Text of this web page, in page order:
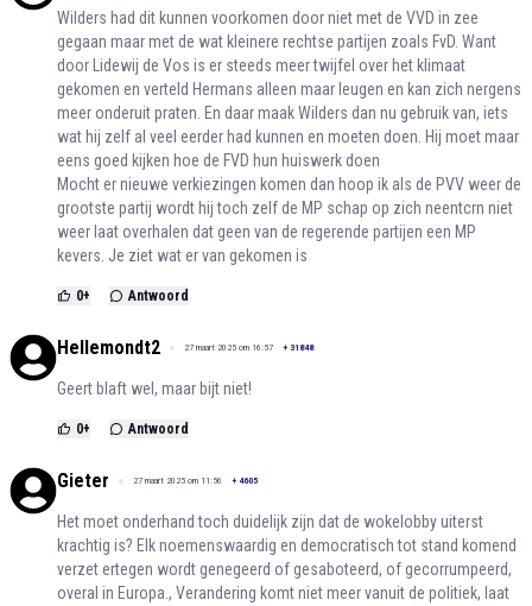
Wilders had dit kunnen voorkomen door niet met de VVD in zee
gegaan maar met de wat kleinere rechtse partijen zoals FvD. Want
door Lidewij de Vos is er steeds meer twijfel over het klimaat
gekomen en verteld Hermans alleen maar leugen en kan zich nergens
meer onderuit praten. En daar maak Wilders dan nu gebruik van, iets
wat hij zelf al veel eerder had kunnen en moeten doen. Hij moet maar
eens goed kijken hoe de FVD hun huiswerk doen
Mocht er nieuwe verkiezingen komen dan hoop ik als de PVV weer de
grootste partij wordt hij toch zelf de MP schap op zich neentcrn niet
weer laat overhalen dat geen van de regerende partijen een MP
kevers. Je ziet wat er van gekomen is
0+ Antwoord
Hellemondt2 27 maart 2025 om 16:57 + 31848
Geert blaft wel, maar bijt niet!
0+ Antwoord
Gieter 27 maart 2025 om 11:56 + 4605
Het moet onderhand toch duidelijk zijn dat de wokelobby uiterst
krachtig is? Elk noemenswaardig en democratisch tot stand komend
verzet ertegen wordt genegeerd of gesaboteerd, of gecorrumpeerd,
overal in Europa., Verandering komt niet meer vanuit de politiek, laat